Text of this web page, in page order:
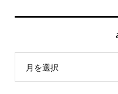
月を選択